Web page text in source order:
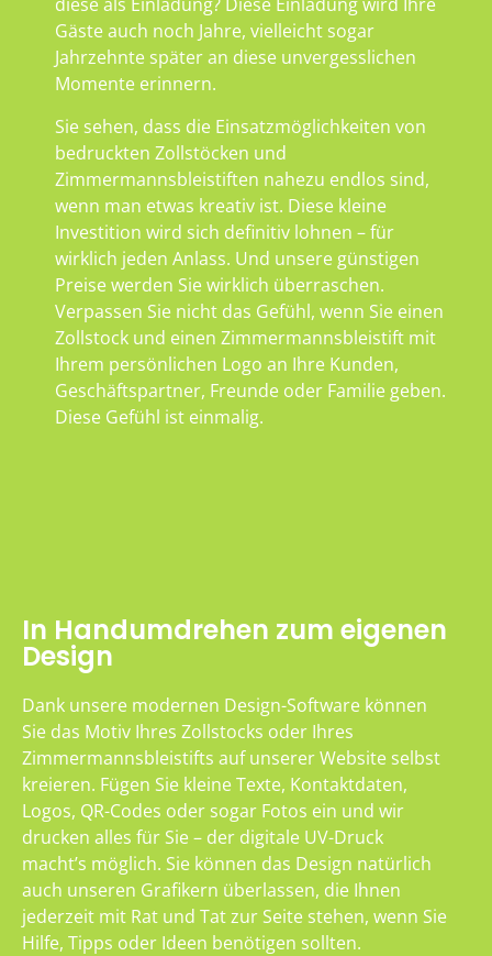
Gäste auch noch Jahre, vielleicht sogar
Jahrzehnte später an diese unvergesslichen
Momente erinnern.
Sie sehen, dass die Einsatzmöglichkeiten von
bedruckten Zollstöcken und
Zimmermannsbleistiften nahezu endlos sind,
wenn man etwas kreativ ist. Diese kleine
Investition wird sich definitiv lohnen – für
wirklich jeden Anlass. Und unsere günstigen
Preise werden Sie wirklich überraschen.
Verpassen Sie nicht das Gefühl, wenn Sie einen
Zollstock und einen Zimmermannsbleistift mit
Ihrem persönlichen Logo an Ihre Kunden,
Geschäftspartner, Freunde oder Familie geben.
Diese Gefühl ist einmalig.
In Handumdrehen zum eigenen
Design
Dank unsere modernen Design-Software können
Sie das Motiv Ihres Zollstocks oder Ihres
Zimmermannsbleistifts auf unserer Website selbst
kreieren. Fügen Sie kleine Texte, Kontaktdaten,
Logos, QR-Codes oder sogar Fotos ein und wir
drucken alles für Sie – der digitale UV-Druck
macht’s möglich. Sie können das Design natürlich
auch unseren Grafikern überlassen, die Ihnen
jederzeit mit Rat und Tat zur Seite stehen, wenn Sie
Hilfe, Tipps oder Ideen benötigen sollten.